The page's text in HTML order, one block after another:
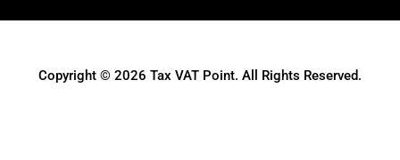
Copyright © 2026 Tax VAT Point. All Rights Reserved.